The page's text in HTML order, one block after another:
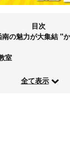
目次
の魅力が大集結 "
室
全て表示